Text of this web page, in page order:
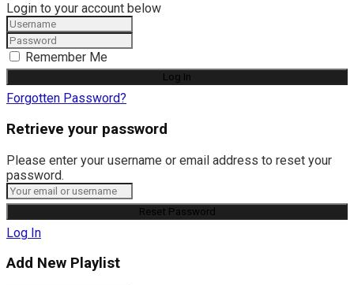
Login to your account below
Remember Me
Forgotten Password?
Retrieve your password
Please enter your username or email address to reset your
password.
Log In
Add New Playlist